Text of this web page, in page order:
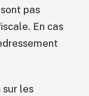
pas
En cas
sur les